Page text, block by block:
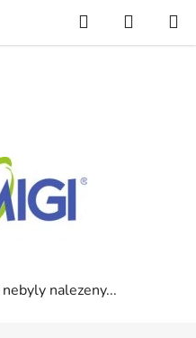
Hledat
KOŠÍK
nebyly nalezeny...